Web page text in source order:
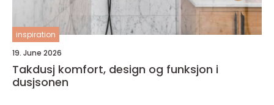
inspiration
19. June 2026
Takdusj komfort, design og funksjon i
dusjsonen